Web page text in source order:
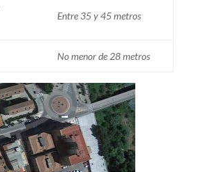
Entre 35 y 45 metros
No menor de 28 metros